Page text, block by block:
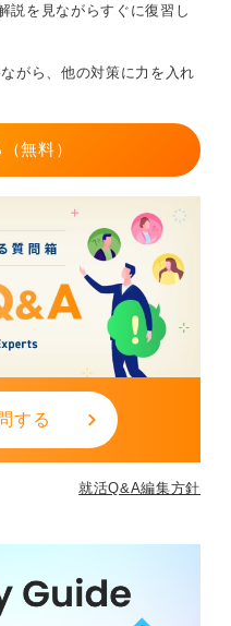
ません。
臨むことは可能かもし
対策の問題集を購入し
形で練習したりするの
説を見ながらすぐに復習し
がら、他の対策に力を入れ
無料）
する
就活Q&A編集方針